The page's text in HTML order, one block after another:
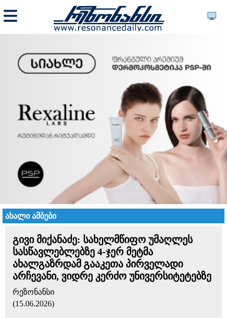
ახალი ამბები
გივი მიქანაძე: სახელმწიფო უმაღლეს
სასწავლებლებზე 4-ჯერ მეტმა
ახალგაზრდამ გააკეთა პირველადი
არჩევანი, ვიდრე კერძო უნივერსიტეტებზე
რეზონანსი
(15.06.2026)